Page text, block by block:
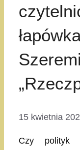
15 kwietnia
Czy polityk